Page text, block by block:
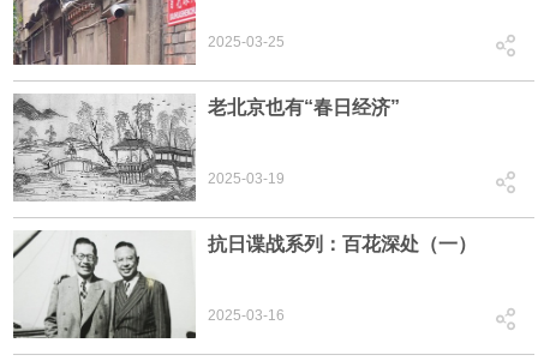
2025-03-25
老北京也有“春日经济”
2025-03-19
抗日谍战系列：百花深处（一）
2025-03-16